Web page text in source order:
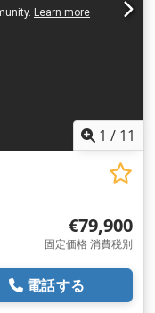
1 / 11
€79,900
固定価格 消費税別
電話する